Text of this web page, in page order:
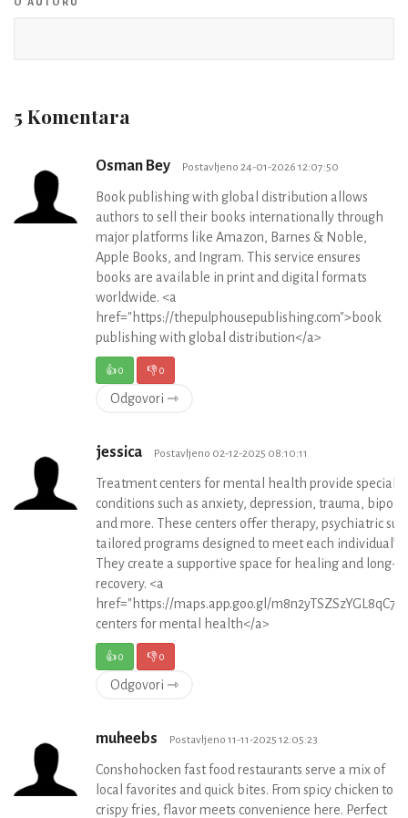
5 Komentara
Osman Bey Postavljeno 24-01-2026 12:07:50
Book publishing with global distribution allows
authors to sell their books internationally through
major platforms like Amazon, Barnes & Noble,
Apple Books, and Ingram. This service ensures
books are available in print and digital formats
worldwide. <a
href="https://thepulphousepublishing.com">book
publishing with global distribution</a>
👍0 👎0
Odgovori ⇾
jessica Postavljeno 02-12-2025 08:10:11
Treatment centers for mental health provide
conditions such as anxiety, depression, trauma,
and more. These centers offer therapy, psychiatric
tailored programs designed to meet each individual’s
They create a supportive space for healing and long-
recovery. <a
href="https://maps.app.goo.gl/
centers for mental health</a>
👍0 👎0
Odgovori ⇾
muheebs Postavljeno 11-11-2025 12:05:23
Conshohocken fast food restaurants serve a mix of
local favorites and quick bites. From spicy chicken to
crispy fries, flavor meets convenience here. Perfect